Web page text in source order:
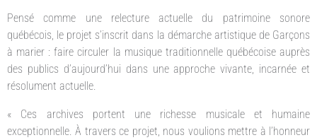
Pensé comme une relecture actuelle du patrimoine sonore
québécois, le projet s’inscrit dans la démarche artistique de Garçons
à marier : faire circuler la musique traditionnelle québécoise auprès
des publics d’aujourd’hui dans une approche vivante, incarnée et
résolument actuelle.
« Ces archives portent une richesse musicale et humaine
exceptionnelle. À travers ce projet, nous voulions mettre à l’honneur